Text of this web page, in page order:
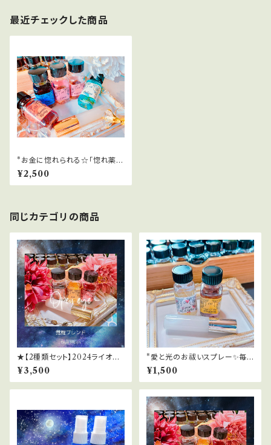
最近チェックした商品
*お金に惚れられる☆「惚れ薬」
恋愛＆金運！超強力スプレー
¥2,500
同じカテゴリの商品
★【2種類セット】2024ライオン
ズゲートサポートスプレー
¥3,500
*愛と光のお祓いスプレー✨毎
日を光の波動にチューニング
¥1,500